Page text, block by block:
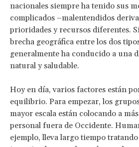
nacionales siempre ha tenido sus
complicados –malentendidos
prioridades y recursos diferentes.
brecha geográfica entre los dos
generalmente ha conducido a una
natural y saludable.
Hoy en día, varios factores están
equilibrio. Para empezar, los
mayor escala están colocando a
personal fuera de Occidente.
ejemplo, lleva largo tiempo